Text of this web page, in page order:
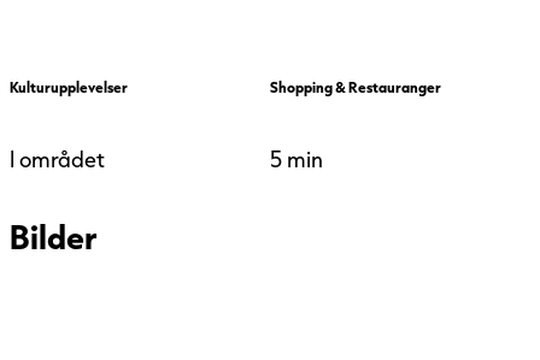
Kulturupplevelser
I området
Shopping & Restauranger
5 min
Bilder